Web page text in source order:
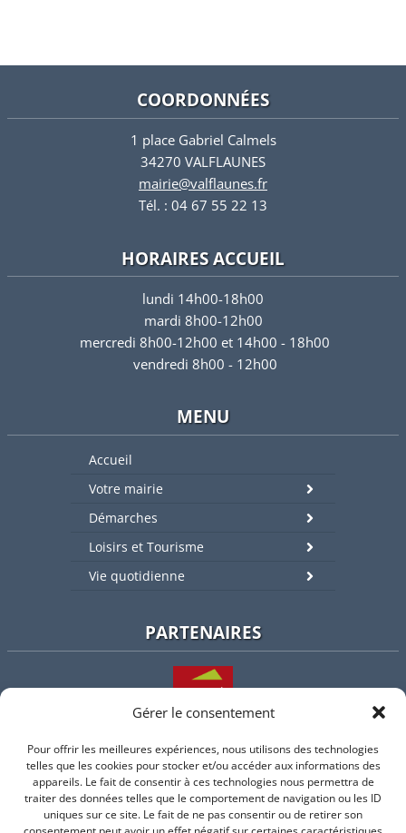
Gérer le consentement
Pour offrir les meilleures expériences, nous utilisons des technologies
telles que les cookies pour stocker et/ou accéder aux informations des
appareils. Le fait de consentir à ces technologies nous permettra de
traiter des données telles que le comportement de navigation ou les ID
uniques sur ce site. Le fait de ne pas consentir ou de retirer son
COORDONNÉES
1 place Gabriel Calmels
34270 VALFLAUNES
mairie@valflaunes.fr
Tél. : 04 67 55 22 13
HORAIRES ACCUEIL
lundi 14h00-18h00
mardi 8h00-12h00
mercredi 8h00-12h00 et 14h00 - 18h00
vendredi 8h00 - 12h00
MENU
Accueil
Votre mairie
Démarches
Loisirs et Tourisme
Vie quotidienne
PARTENAIRES
L'intercommunalité